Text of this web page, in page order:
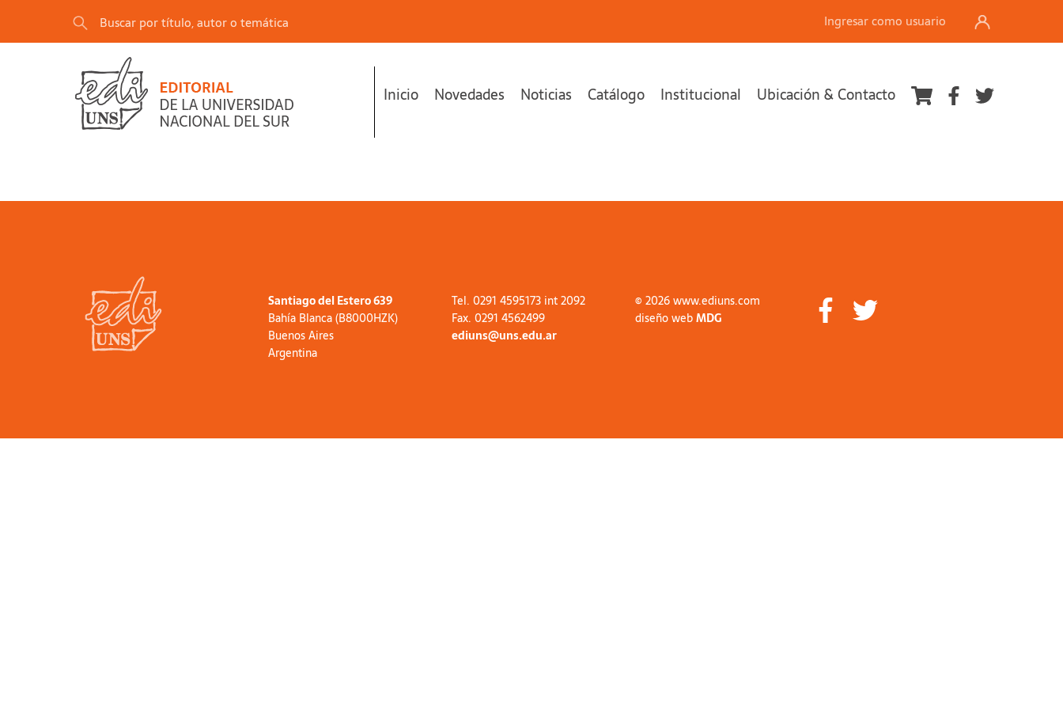
Ingresar como usuario
Inicio Novedades Noticias Catálogo Institucional Ubicación & Contacto
Santiago del Estero 639
Bahía Blanca (B8000HZK)
Buenos Aires
Argentina
Tel. 0291 4595173 int 2092
Fax. 0291 4562499
ediuns@uns.edu.ar
© 2026 www.ediuns.com
diseño webMDG